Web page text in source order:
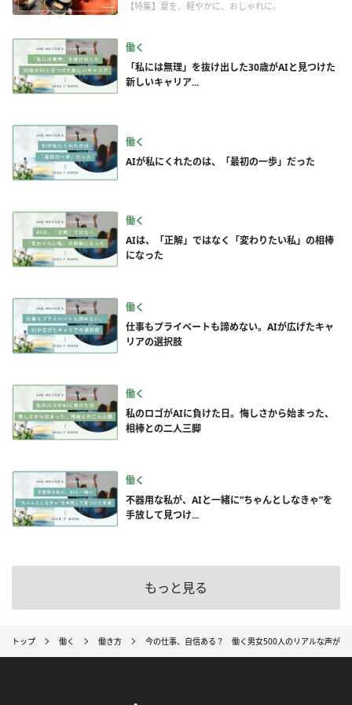
【特集】夏を、軽やかに、おしゃれに。
働く
「私には無理」を抜け出した30歳がAIと見つけた
新しいキャリア...
働く
AIが私にくれたのは、「最初の一歩」だった
働く
AIは、「正解」ではなく「変わりたい私」の相棒
になった
働く
仕事もプライベートも諦めない。AIが広げたキャ
リアの選択肢
働く
私のロゴがAIに負けた日。悔しさから始まった、
相棒との二人三脚
働く
不器用な私が、AIと一緒に”ちゃんとしなきゃ”を
手放して見つけ...
もっと見る
トップ 働く 働き方 今の仕事、自信ある？ 働く男女500人のリアルな声が